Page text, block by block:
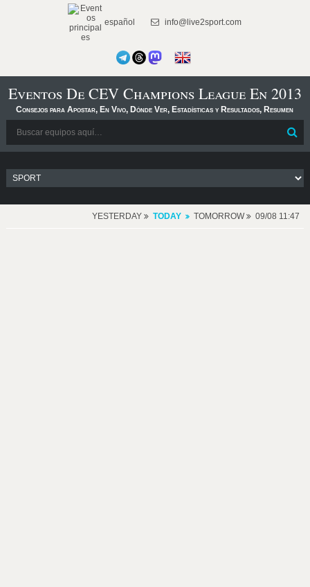
español info@live2sport.com
Eventos De CEV Champions League En 2013
Consejos para Apostar, En Vivo, Dónde Ver, Estadísticas y Resultados, Resumen
YESTERDAY TODAY TOMORROW 09/08 11:47